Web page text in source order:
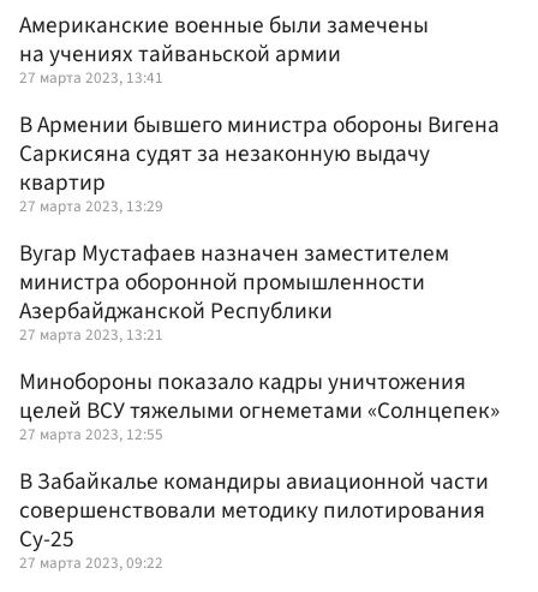
Американские военные были замечены
на учениях тайваньской армии
27 марта 2023, 13:41
В Армении бывшего министра обороны Вигена
Саркисяна судят за незаконную выдачу
квартир
27 марта 2023, 13:29
Вугар Мустафаев назначен заместителем
министра оборонной промышленности
Азербайджанской Республики
27 марта 2023, 13:21
Минобороны показало кадры уничтожения
целей ВСУ тяжелыми огнеметами «Солнцепек»
27 марта 2023, 12:55
В Забайкалье командиры авиационной части
совершенствовали методику пилотирования
Су-25
27 марта 2023, 09:22